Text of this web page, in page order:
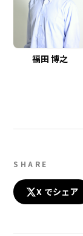
福田 博之
SHARE
X でシェア